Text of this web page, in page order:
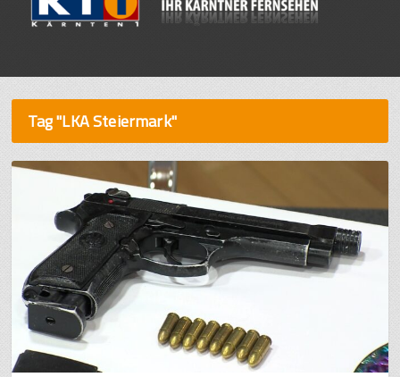
Tag "LKA Steiermark"